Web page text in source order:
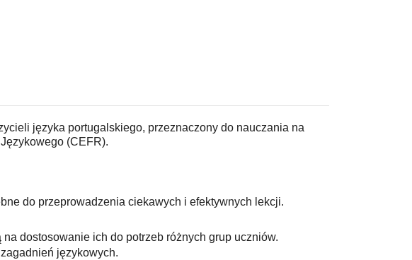
języka portugalskiego, przeznaczony do nauczania na
(CEFR).
do przeprowadzenia ciekawych i efektywnych lekcji.
dostosowanie ich do potrzeb różnych grup uczniów.
językowych.